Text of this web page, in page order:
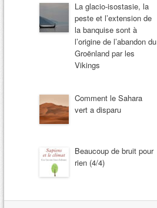
La glacio-isostasie, la
peste et l’extension de
la banquise sont à
l’origine de l’abandon du
Groënland par les
Vikings
Comment le Sahara
vert a disparu
Beaucoup de bruit pour
rien (4/4)